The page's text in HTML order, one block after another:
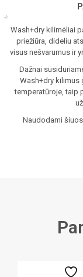
Wash+dry kilimėliai
priežiūra, dideliu
visus nešvarumus ir
Dažnai
Wash+dry kilimus
temperatūroje, taip
Naudodami